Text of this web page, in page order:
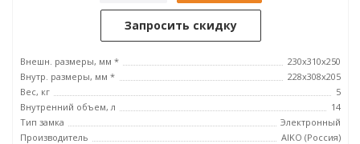
Запросить скидку
Внешн. размеры, мм *
230x310x250
Внутр. размеры, мм *
228x308x205
Вес, кг
5
Внутренний объем, л
14
Тип замка
Электронный
Производитель
AIKO (Россия)